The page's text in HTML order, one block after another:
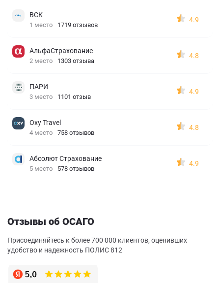
ВСК
1 место 1719 отзывов
4.9
АльфаСтрахование
2 место 1303 отзыва
4.8
ПАРИ
3 место 1101 отзыв
4.9
Oxy Travel
4 место 758 отзывов
4.8
Абсолют Страхование
5 место 578 отзывов
4.9
Отзывы об ОСАГО
Присоединяйтесь к более 700 000 клиентов, оценивших
удобство и надежность ПОЛИС 812